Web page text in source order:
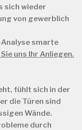
sich wieder
von gewerblich
smarte
uns Ihr Anliegen.
fühlt sich in der
die Türen sind
Wände.
durch